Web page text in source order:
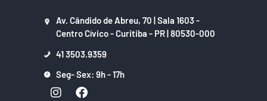
Av. Cândido de Abreu, 70 | Sala 1603 -
Centro Cívico - Curitiba - PR | 80530-000
41 3503.9359
Seg- Sex: 9h - 17h